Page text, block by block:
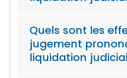
Quels sont les
jugement
liquidation